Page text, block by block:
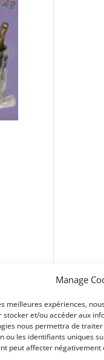
Manage
meilleures expériences,
stocker et/ou accéder aux
nous permettra de
ou les identifiants uniques
peut affecter
Mentions légales